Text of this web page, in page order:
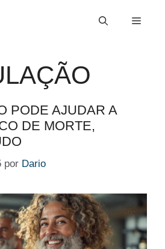
Menu
PODE AJUDAR A
DE MORTE,
por Dario